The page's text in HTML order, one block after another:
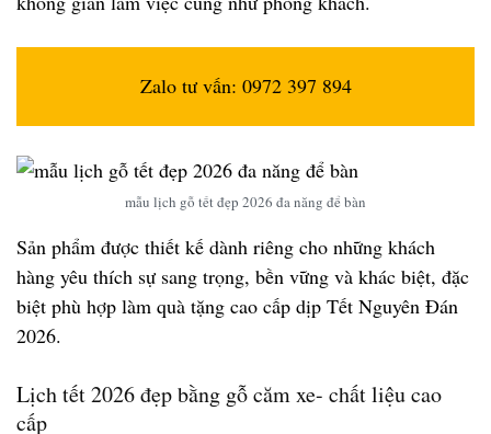
Zalo tư vấn: 0972 397 894
mẫu lịch gỗ tết đẹp 2026 đa năng để bàn
Sản phẩm được thiết kế dành riêng cho những khách
hàng yêu thích sự sang trọng, bền vững và khác biệt, đặc
biệt phù hợp làm quà tặng cao cấp dịp Tết Nguyên Đán
2026.
Lịch tết 2026 đẹp bằng gỗ căm xe- chất liệu cao
cấp